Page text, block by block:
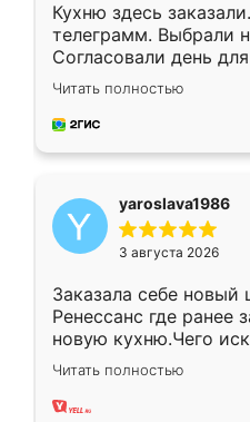
Кухню здесь
телеграмм. Выбрали
Согласовали день
недели кухня была
довольны работой.
мебель за
Читать полностью
yaroslava1986
3 августа 2026
Заказала себе новый
Ренессанс где ранее
новую кухню.Чего
вполне довольна.
два года, нареканий
Читать полностью